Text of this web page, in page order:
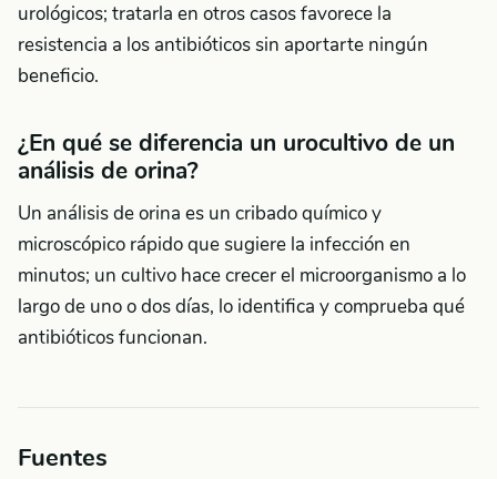
urológicos; tratarla en otros casos favorece la
resistencia a los antibióticos sin aportarte ningún
beneficio.
¿En qué se diferencia un urocultivo de un
análisis de orina?
Un análisis de orina es un cribado químico y
microscópico rápido que sugiere la infección en
minutos; un cultivo hace crecer el microorganismo a lo
largo de uno o dos días, lo identifica y comprueba qué
antibióticos funcionan.
Fuentes